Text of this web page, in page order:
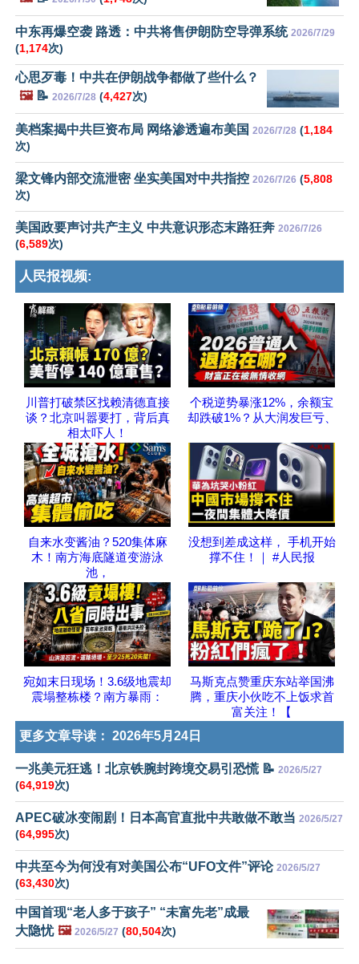
中东再爆空袭 路透：中共将售伊朗防空导弹系统 2026/7/29
(1,174次)
心思歹毒！中共在伊朗战争都做了些什么？
🖼️📝 2026/7/28 (4,427次)
美档案揭中共巨资布局 网络渗透遍布美国 2026/7/28 (1,184
次)
梁文锋内部交流泄密 坐实美国对中共指控 2026/7/26 (5,808
次)
美国政要声讨共产主义 中共意识形态末路狂奔 2026/7/26
(6,589次)
人民报视频:
川普打破禁区找赖清德直接
谈？北京叫嚣要打，背后真
相太吓人！
个税逆势暴涨12%，余额宝
却跌破1%？从大润发巨亏、
自来水变酱油？520集体麻
木！南方海底隧道变游泳
池，
没想到差成这样， 手机开始
撑不住！｜ #人民报
宛如末日现场！3.6级地震却
震塌整栋楼？南方暴雨：
马斯克点赞重庆东站举国沸
腾，重庆小伙吃不上饭求首
富关注！【
更多文章导读： 2026年5月24日
一兆美元狂逃！北京铁腕封跨境交易引恐慌 📝 2026/5/27
(64,919次)
APEC破冰变闹剧！日本高官直批中共敢做不敢当 2026/5/27
(64,995次)
中共至今为何没有对美国公布“UFO文件”评论 2026/5/27
(63,430次)
中国首现“老人多于孩子” “未富先老”成最
大隐忧 🖼️ 2026/5/27 (80,504次)